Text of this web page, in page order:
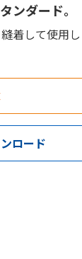
ンダード。
着して使用
ロード